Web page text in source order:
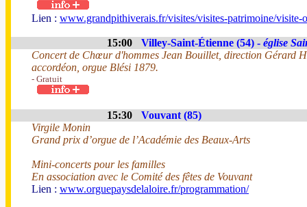
Lien : www.grandpithiverais.fr/visites/visites-patrimoine/visite-
15:00 Villey-Saint-Étienne (54) - église
Concert de Chœur d'hommes Jean Bouillet, direction Gérard
accordéon, orgue Blési 1879.
- Gratuit
15:30
Vouvant (85)
Virgile Monin
Grand prix d’orgue de l’Académie des Beaux-Arts
Mini-concerts pour les familles
En association avec le Comité des fêtes de Vouvant
Lien : www.orguepaysdelaloire.fr/programmation/